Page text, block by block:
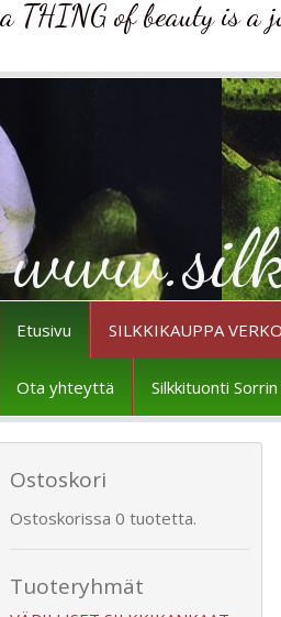
a THING of beauty is a
Etusivu SILKKIKAUPPA
Ota yhteyttä Silkkituonti
Ostoskori
Ostoskorissa 0 tuotetta.
Tuoteryhmät